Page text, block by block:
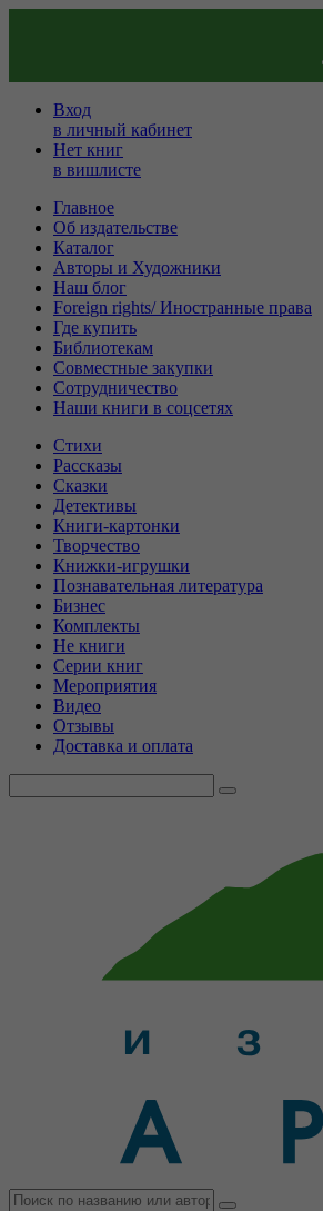
Вход
в личный кабинет
Нет книг
в вишлисте
Главное
Об издательстве
Каталог
Авторы и Художники
Наш блог
Foreign rights/ Иностранные права
Где купить
Библиотекам
Совместные закупки
Сотрудничество
Наши книги в соцсетях
Стихи
Рассказы
Сказки
Детективы
Книги-картонки
Творчество
Книжки-игрушки
Познавательная литература
Бизнес
Комплекты
Не книги
Серии книг
Мероприятия
Видео
Отзывы
Доставка и оплата